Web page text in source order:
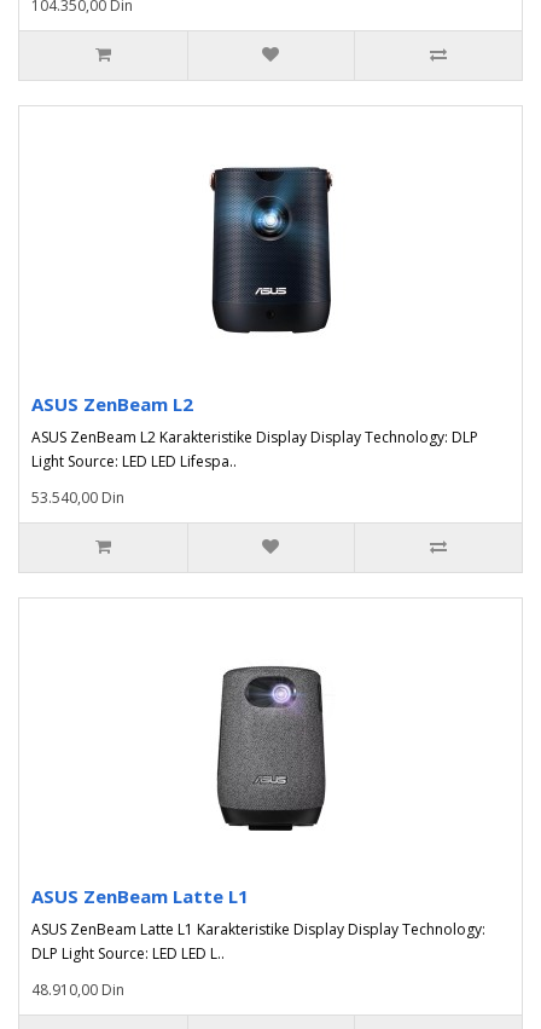
104.350,00 Din
ASUS ZenBeam L2
ASUS ZenBeam L2 Karakteristike Display Display Technology: DLP
Light Source: LED LED Lifespa..
53.540,00 Din
ASUS ZenBeam Latte L1
ASUS ZenBeam Latte L1 Karakteristike Display Display Technology:
DLP Light Source: LED LED L..
48.910,00 Din